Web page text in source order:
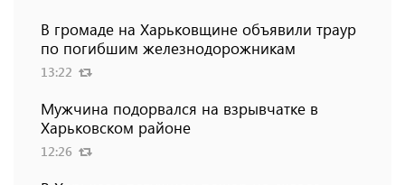
В громаде на Харьковщине объявили траур
по погибшим железнодорожникам
13:22
Мужчина подорвался на взрывчатке в
Харьковском районе
12:26